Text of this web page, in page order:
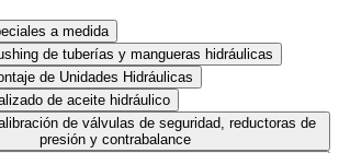
a medida
de tuberías y mangueras hidráulicas
de Unidades Hidráulicas
de aceite hidráulico
de válvulas de seguridad, reductoras de
presión y contrabalance